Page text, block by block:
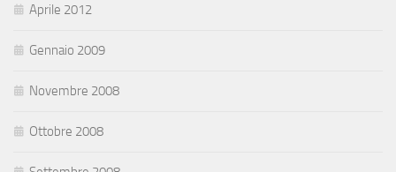
Aprile 2012
Gennaio 2009
Novembre 2008
Ottobre 2008